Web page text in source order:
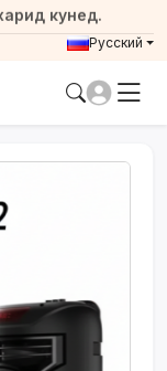
кунед.
Русский